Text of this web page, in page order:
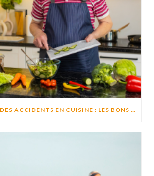
PRÉVENTION DES ACCIDENTS EN CUISINE : LES BONS RÉFLEXES POUR CUISINER EN TOUTE SÉCURITÉ